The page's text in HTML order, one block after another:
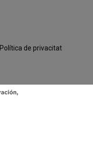
Política de privacitat